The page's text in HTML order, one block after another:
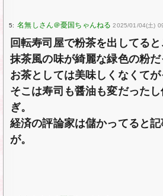
5: 2025/01/04(土)
回転寿司屋で粉茶を出してると
抹茶風の味が綺麗な緑色の粉だ
お茶としては美味しくなくてが
そこは寿司も醤油も変だった
ぎ。
経済の評論家は儲かってると
が。